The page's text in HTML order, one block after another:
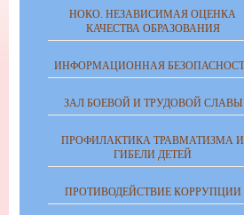
НОКО. НЕЗАВИСИМАЯ ОЦЕНКА
КАЧЕСТВА ОБРАЗОВАНИЯ
ИНФОРМАЦИОННАЯ
ЗАЛ БОЕВОЙ И ТРУДОВОЙ СЛАВЫ
ПРОФИЛАКТИКА ТРАВМАТИЗМА И
ГИБЕЛИ ДЕТЕЙ
ПРОТИВОДЕЙСТВИЕ КОРРУПЦИИ